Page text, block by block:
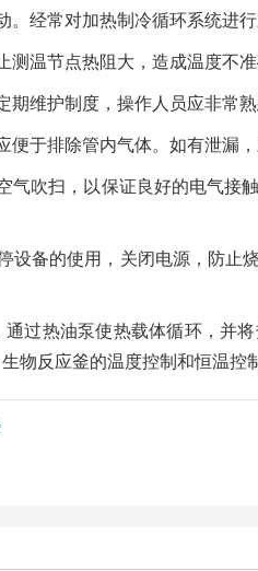
经常对加热制冷循环系统进行
温节点热阻大，造成温度不准
维护制度，操作人员应非常熟
于排除管内气体。如有泄漏
吹扫，以保证良好的电气接
设备的使用，关闭电源，防止
过热油泵使热载体循环，并
物反应釜的温度控制和恒温控